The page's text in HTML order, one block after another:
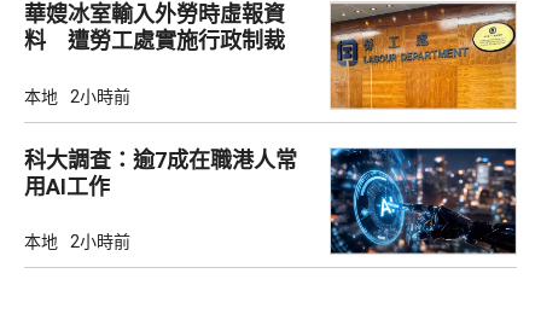
華嫂冰室輸入外勞時虛報資
料 遭勞工處實施行政制裁
本地 2小時前
科大調查：逾7成在職港人常
用AI工作
本地 2小時前